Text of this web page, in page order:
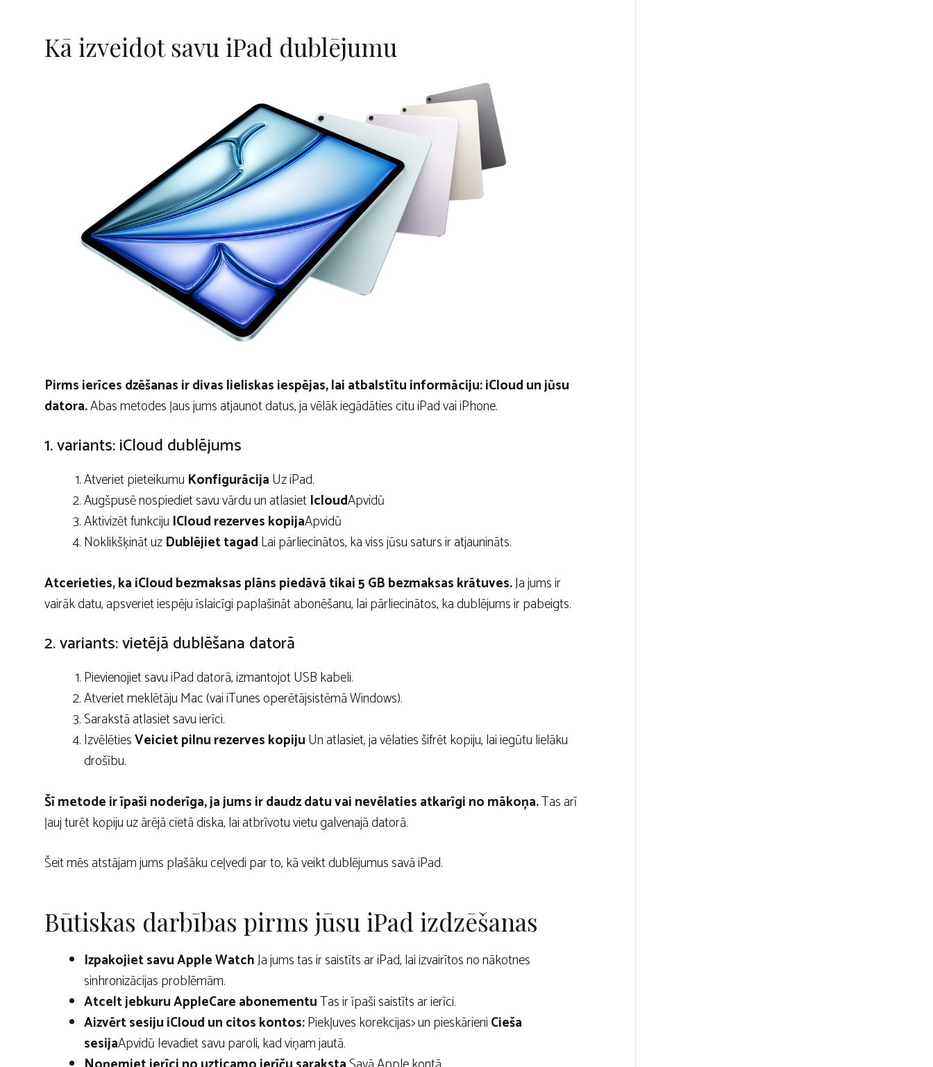
Kā izveidot savu iPad dublējumu
Pirms ierīces dzēšanas ir divas lieliskas iespējas, lai atbalstītu informāciju: iCloud un jūsu
datora.Abas metodes ļaus jums atjaunot datus, ja vēlāk iegādāties citu iPad vai iPhone.
1. variants: iCloud dublējums
Atveriet pieteikumu KonfigurācijaUz iPad.
Augšpusē nospiediet savu vārdu un atlasietIcloudApvidū
Aktivizēt funkciju ICloud rezerves kopijaApvidū
Noklikšķināt uzDublējiet tagadLai pārliecinātos, ka viss jūsu saturs ir atjaunināts.
Atcerieties, ka iCloud bezmaksas plāns piedāvā tikai 5 GB bezmaksas krātuves.Ja jums ir
vairāk datu, apsveriet iespēju īslaicīgi paplašināt abonēšanu, lai pārliecinātos, ka dublējums ir pabeigts.
2. variants: vietējā dublēšana datorā
Pievienojiet savu iPad datorā, izmantojot USB kabeli.
Atveriet meklētāju Mac (vai iTunes operētājsistēmā Windows).
Sarakstā atlasiet savu ierīci.
IzvēlētiesVeiciet pilnu rezerves kopijuUn atlasiet, ja vēlaties šifrēt kopiju, lai iegūtu lielāku
drošību.
Šī metode ir īpaši noderīga, ja jums ir daudz datu vai nevēlaties atkarīgi no mākoņa.Tas arī
ļauj turēt kopiju uz ārējā cietā diska, lai atbrīvotu vietu galvenajā datorā.
Šeit mēs atstājam jums plašāku ceļvedi par to, kā veikt dublējumus savā iPad.
Būtiskas darbības pirms jūsu iPad izdzēšanas
Izpakojiet savu Apple WatchJa jums tas ir saistīts ar iPad, lai izvairītos no nākotnes
sinhronizācijas problēmām.
Atcelt jebkuru AppleCare abonementuTas ir īpaši saistīts ar ierīci.
Aizvērt sesiju iCloud un citos kontos:Piekļuves korekcijas> un pieskārieniCieša
sesijaApvidū Ievadiet savu paroli, kad viņam jautā.